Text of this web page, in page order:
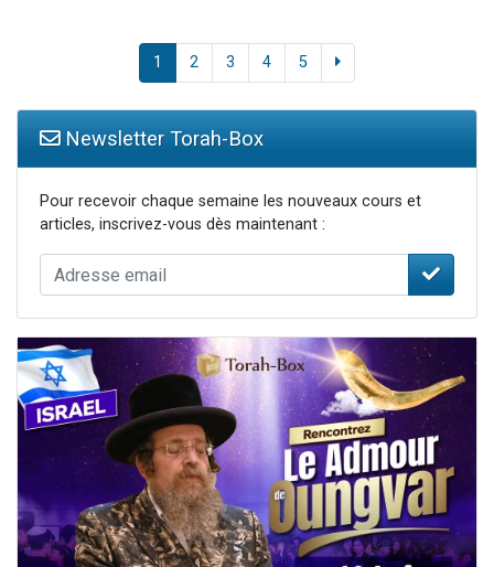
1 2 3 4 5
Newsletter Torah-Box
Pour recevoir chaque semaine les nouveaux cours et
articles, inscrivez-vous dès maintenant :